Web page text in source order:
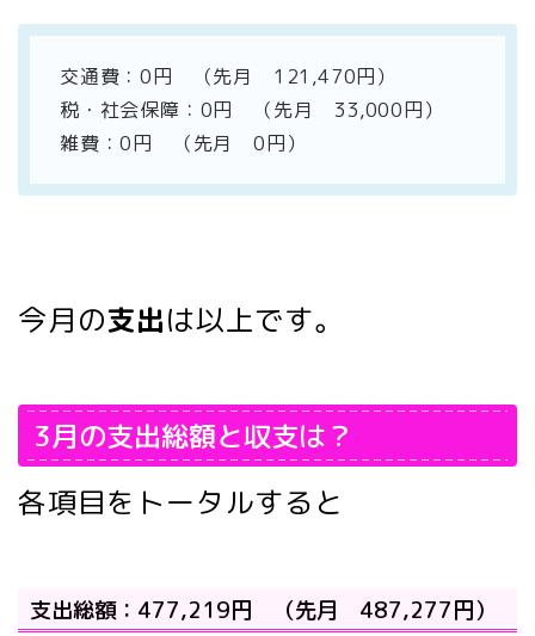
交通費：0円 （先月 121,470円）
税・社会保障：0円 （先月 33,000円）
雑費：0円 （先月 0円）
今月の支出は以上です。
3月の支出総額と収支は？
各項目をトータルすると
支出総額：477,219円 （先月 487,277円）